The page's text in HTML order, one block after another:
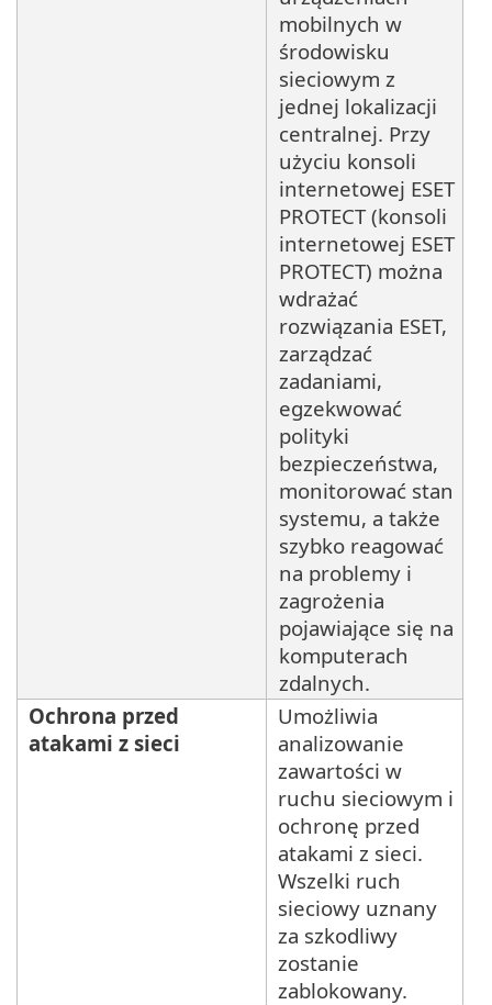
mobilnych w
środowisku
sieciowym z
jednej lokalizacji
centralnej. Przy
użyciu konsoli
internetowej ESET
PROTECT (konsoli
internetowej ESET
PROTECT) można
wdrażać
rozwiązania ESET,
zarządzać
zadaniami,
egzekwować
polityki
bezpieczeństwa,
monitorować stan
systemu, a także
szybko reagować
na problemy i
zagrożenia
pojawiające się na
komputerach
zdalnych.
Ochrona przed
atakami z sieci
Umożliwia
analizowanie
zawartości w
ruchu sieciowym i
ochronę przed
atakami z sieci.
Wszelki ruch
sieciowy uznany
za szkodliwy
zostanie
zablokowany.